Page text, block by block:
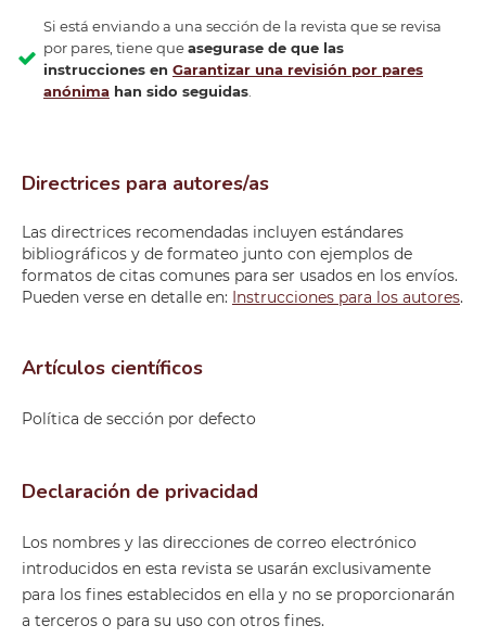
Si está enviando a una sección de la revista que se revisa
por pares, tiene queasegurase de que las
instrucciones en Garantizar una revisión por pares
anónimahan sido seguidas.
Directrices para autores/as
Las directrices recomendadas incluyen estándares
bibliográficos y de formateo junto con ejemplos de
formatos de citas comunes para ser usados en los envíos.
Pueden verse en detalle en: Instrucciones para los autores.
Artículos científicos
Política de sección por defecto
Declaración de privacidad
Los nombres y las direcciones de correo electrónico
introducidos en esta revista se usarán exclusivamente
para los fines establecidos en ella y no se proporcionarán
a terceros o para su uso con otros fines.